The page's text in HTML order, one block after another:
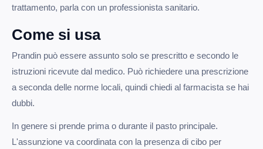
trattamento, parla con un professionista sanitario.
Come si usa
Prandin può essere assunto solo se prescritto e secondo le
istruzioni ricevute dal medico. Può richiedere una prescrizione
a seconda delle norme locali, quindi chiedi al farmacista se hai
dubbi.
In genere si prende prima o durante il pasto principale.
L'assunzione va coordinata con la presenza di cibo per